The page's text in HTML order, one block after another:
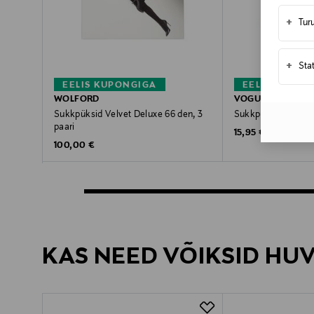
+
+
EELIS KUPONGIGA
WOLFORD
Sukkpüksid Velvet Deluxe 66 den, 3
paari
Original Price
100,00 €
EELIS
VOGUE
Sukkpüksid
Original Price
15,95 €
KAS NEED VÕIKSID